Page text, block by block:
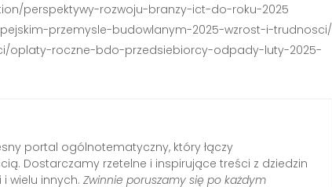
perspektywy-rozwoju-branzy-ict-do-roku-2025
przemysle-budowlanym-2025-wzrost-i-trudnosci/
oplaty-roczne-bdo-przedsiebiorcy-odpady-luty-2025-
portal ogólnotematyczny, który łączy
Dostarczamy rzetelne i inspirujące treści z dziedzin
i wielu innych. Zwinnie poruszamy się po każdym